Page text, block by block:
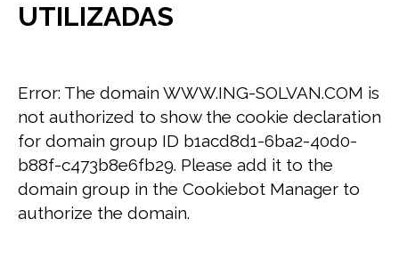
UTILIZADAS
Error: The domain WWW.ING-SOLVAN.COM is
not authorized to show the cookie declaration
for domain group ID b1acd8d1-6ba2-40d0-
b88f-c473b8e6fb29. Please add it to the
domain group in the Cookiebot Manager to
authorize the domain.